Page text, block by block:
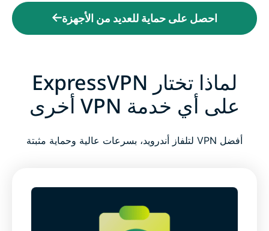
احصل على حماية للعديد من الأجهزة
لماذا تختار ExpressVPN
على أي خدمة VPN أخرى
أفضل VPN لتلفاز أندرويد، بسرعات عالية وحماية مثبتة